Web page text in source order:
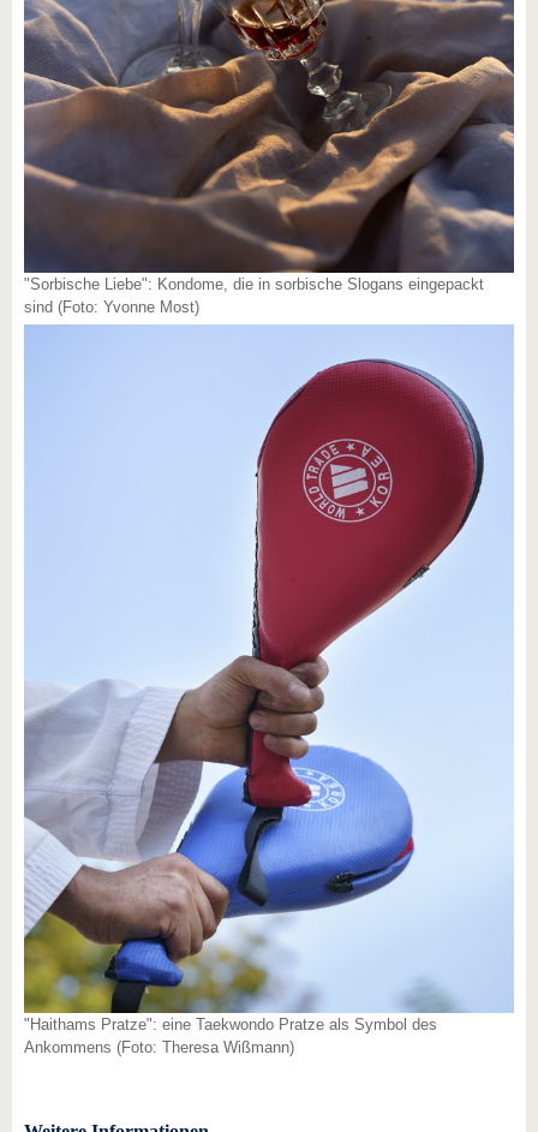
"Sorbische Liebe": Kondome, die in sorbische Slogans eingepackt
sind (Foto: Yvonne Most)
"Haithams Pratze": eine Taekwondo Pratze als Symbol des
Ankommens (Foto: Theresa Wißmann)